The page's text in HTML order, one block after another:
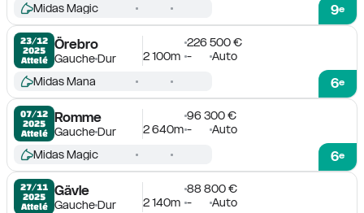
9e
Midas Magic
23/12
2025
Attelé
Örebro
GaucheDur
226 500 €
2 100m - Auto
6e
Midas Mana
07/12
2025
Attelé
Romme
GaucheDur
96 300 €
2 640m - Auto
6e
Midas Magic
27/11
2025
Attelé
Gävle
GaucheDur
88 800 €
2 140m - Auto